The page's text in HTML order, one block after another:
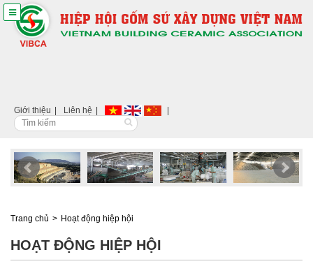
Giới thiệu Liên hệ
Trang chủ Hoạt động hiệp hội
HOẠT ĐỘNG HIỆP HỘI